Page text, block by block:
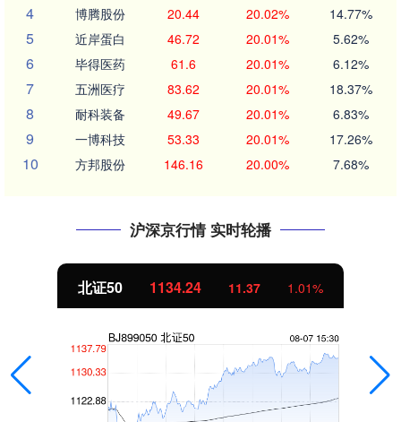
4 博腾股份 20.44 20.02% 14.77%
5 近岸蛋白 46.72 20.01% 5.62%
6 毕得医药 61.6 20.01% 6.12%
7 五洲医疗 83.62 20.01% 18.37%
8 耐科装备 49.67 20.01% 6.83%
9 一博科技 53.33 20.01% 17.26%
10 方邦股份 146.16 20.00% 7.68%
沪深京行情 实时轮播
北证50 1134.24 11.37 1.01%